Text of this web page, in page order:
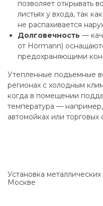
позволяет открывать
листьях у входа, так
не распахивается
Долговечность —
от Hörmann)
предохраняющими
Утепленные подъемные
регионах с холодным
когда в помещении
температура —
автомойках или торговых
Установка
Москве